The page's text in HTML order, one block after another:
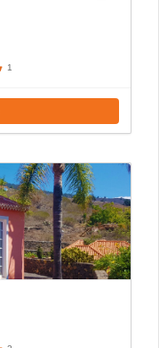
1